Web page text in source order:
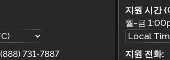
(888) 731-7887
지원 시간 (
월-금
지원 전화: